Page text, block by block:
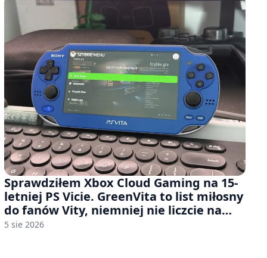
Sprawdziłem Xbox Cloud Gaming na 15-
letniej PS Vicie. GreenVita to list miłosny
do fanów Vity, niemniej nie liczcie na
zbyt wiele [FELIETON]
5 sie 2026